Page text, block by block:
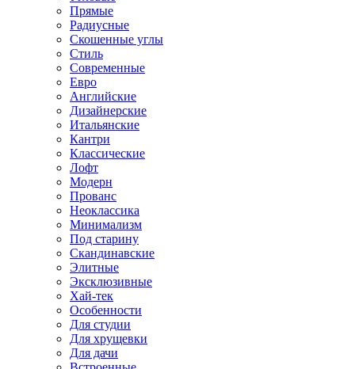
Прямые
Радиусные
Скошенные углы
Стиль
Современные
Евро
Английские
Дизайнерские
Итальянские
Кантри
Классические
Лофт
Модерн
Прованс
Неоклассика
Минимализм
Под старину
Скандинавские
Элитные
Эксклюзивные
Хай-тек
Особенности
Для студии
Для хрущевки
Для дачи